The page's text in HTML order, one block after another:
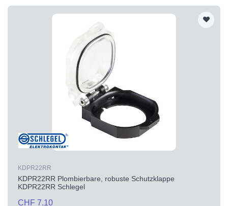
KDPR22RR
KDPR22RR Plombierbare, robuste Schutzklappe
KDPR22RR Schlegel
CHF 7.10